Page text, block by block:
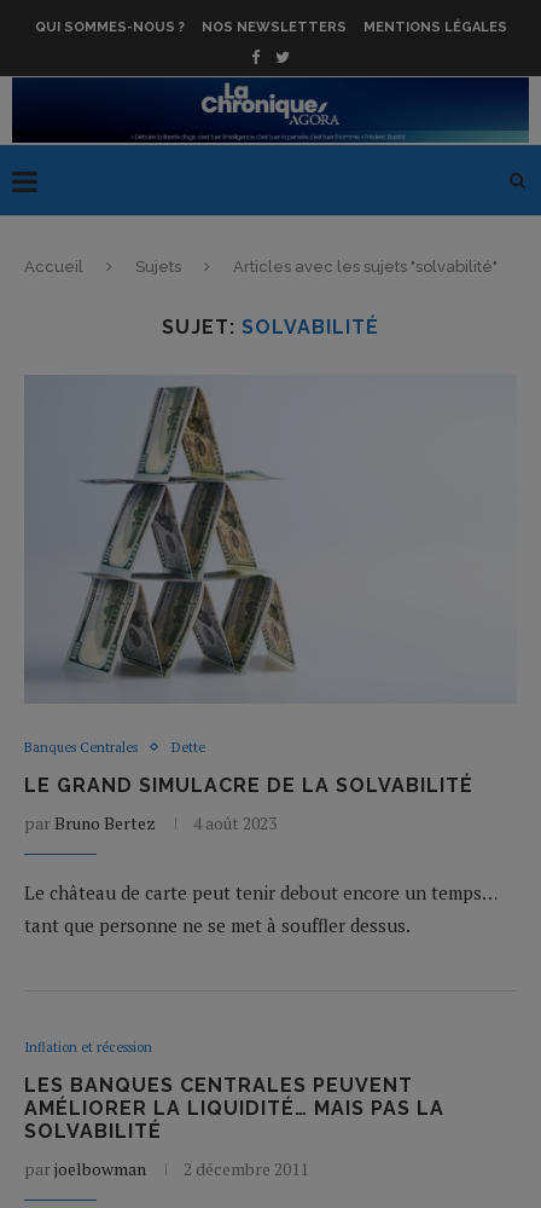
QUI SOMMES-NOUS ? NOS NEWSLETTERS MENTIONS LÉGALES
Accueil Sujets Articles avec les sujets "solvabilité"
SUJET: SOLVABILITÉ
Banques Centrales Dette
LE GRAND SIMULACRE DE LA SOLVABILITÉ
par Bruno Bertez 4 août 2023
Le château de carte peut tenir debout encore un temps…
tant que personne ne se met à souffler dessus.
Inflation et récession
LES BANQUES CENTRALES PEUVENT
AMÉLIORER LA LIQUIDITÉ… MAIS PAS LA
SOLVABILITÉ
parjoelbowman 2 décembre 2011